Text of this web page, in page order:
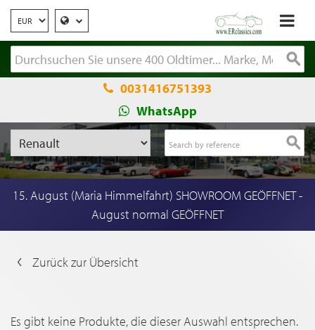
0031416751393
WhatsApp
15. August (Maria Himmelfahrt) SHOWROOM GEÖFFNET -
August normal GEÖFFNET
Zurück zur Übersicht
Es gibt keine Produkte, die dieser Auswahl entsprechen.